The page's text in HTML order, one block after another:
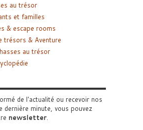
au trésor
et familles
& escape rooms
trésors & Aventure
au trésor
de l'actualité ou recevoir nos
dernière minute, vous pouvez
newsletter.